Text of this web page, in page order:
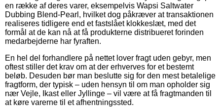
en række af deres varer, eksempelvis Wapsi Saltwater
Dubbing Blend-Pearl, hvilket dog påkræver at transaktionen
realiseres tidligere end et fastslået klokkeslæt, med det
formål at de kan nå at få produkterne distribueret forinden
medarbejderne har fyraften.
En hel del forhandlere på nettet lover fragt uden gebyr, men
oftest stiller det krav om at der erhverves for et bestemt
beløb. Desuden bør man beslutte sig for den mest betalelige
fragtform, der typisk – uden hensyn til om man opholder sig
nær Vejle, Ikast eller Jyllinge – vil være at få fragtmanden til
at køre varerne til et afhentningssted.